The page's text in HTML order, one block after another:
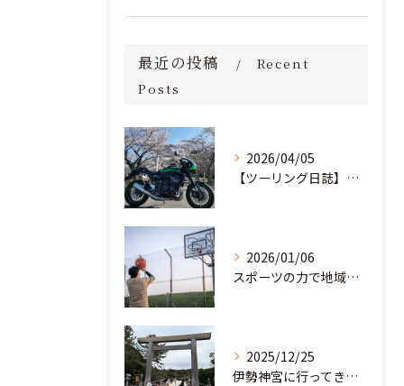
最近の投稿
Recent
Posts
2026/04/05
【ツーリング日誌】桜満開！茨城の里山を駆け抜け、愛宕神社へ
2026/01/06
スポーツの力で地域と教育の未来を創る。部活動の「地域移行」に挑む若き起業家
2025/12/25
伊勢神宮に行ってきました！